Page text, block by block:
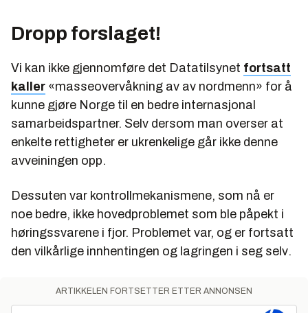
Dropp forslaget!
Vi kan ikke gjennomføre det Datatilsynet fortsatt
kaller «masseovervåkning av av nordmenn» for å
kunne gjøre Norge til en bedre internasjonal
samarbeidspartner. Selv dersom man overser at
enkelte rettigheter er ukrenkelige går ikke denne
avveiningen opp.
Dessuten var kontrollmekanismene, som nå er
noe bedre, ikke hovedproblemet som ble påpekt i
høringssvarene i fjor. Problemet var, og er fortsatt
den vilkårlige innhentingen og lagringen i seg selv.
ARTIKKELEN FORTSETTER ETTER ANNONSEN